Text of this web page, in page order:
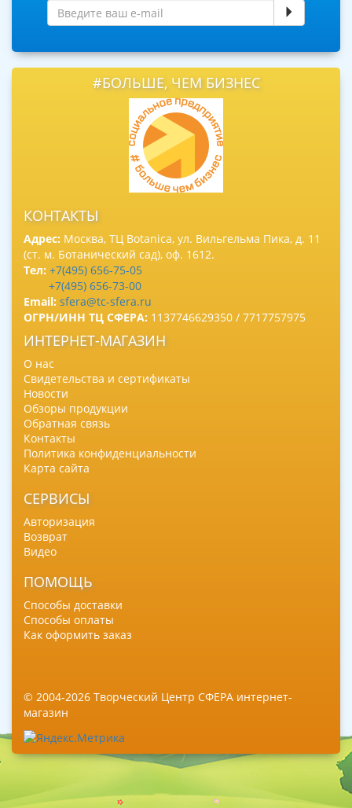
#БОЛЬШЕ, ЧЕМ БИЗНЕС
КОНТАКТЫ
Адрес: Москва, ТЦ Botanica, ул. Вильгельма Пика, д. 11
(ст. м. Ботанический сад), оф. 1612.
Тел: +7(495) 656-75-05
+7(495) 656-73-00
Email: sfera@tc-sfera.ru
ОГРН/ИНН ТЦ СФЕРА: 1137746629350 / 7717757975
ИНТЕРНЕТ-МАГАЗИН
О нас
Свидетельства и сертификаты
Новости
Обзоры продукции
Обратная связь
Контакты
Политика конфиденциальности
Карта сайта
СЕРВИСЫ
Авторизация
Возврат
Видео
ПОМОЩЬ
Способы доставки
Способы оплаты
Как оформить заказ
© 2004-2026 Творческий Центр СФЕРА интернет-
магазин